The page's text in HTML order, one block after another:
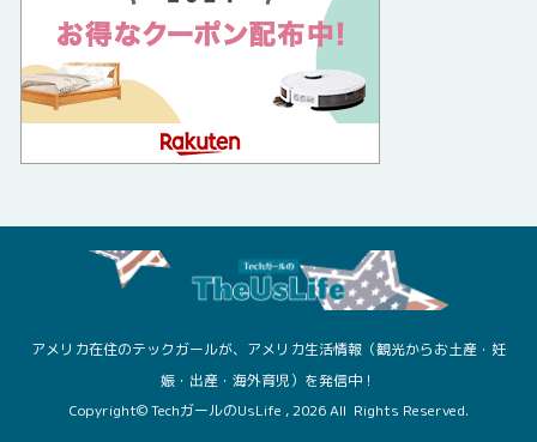
アメリカ在住のテックガールが、アメリカ生活情報（観光からお土産・妊
娠・出産・海外育児）を発信中！
Copyright© TechガールのUsLife , 2026 All Rights Reserved.